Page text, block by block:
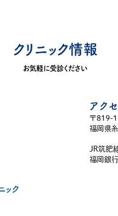
クリニック情報
お気軽に受診ください
アク
〒819-
福岡県
JR筑肥
福岡銀